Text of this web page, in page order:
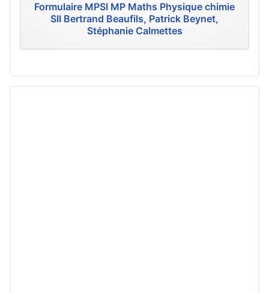
Formulaire MPSI MP Maths Physique chimie
SII Bertrand Beaufils, Patrick Beynet,
Stéphanie Calmettes